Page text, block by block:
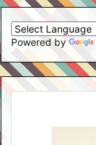
Powered by